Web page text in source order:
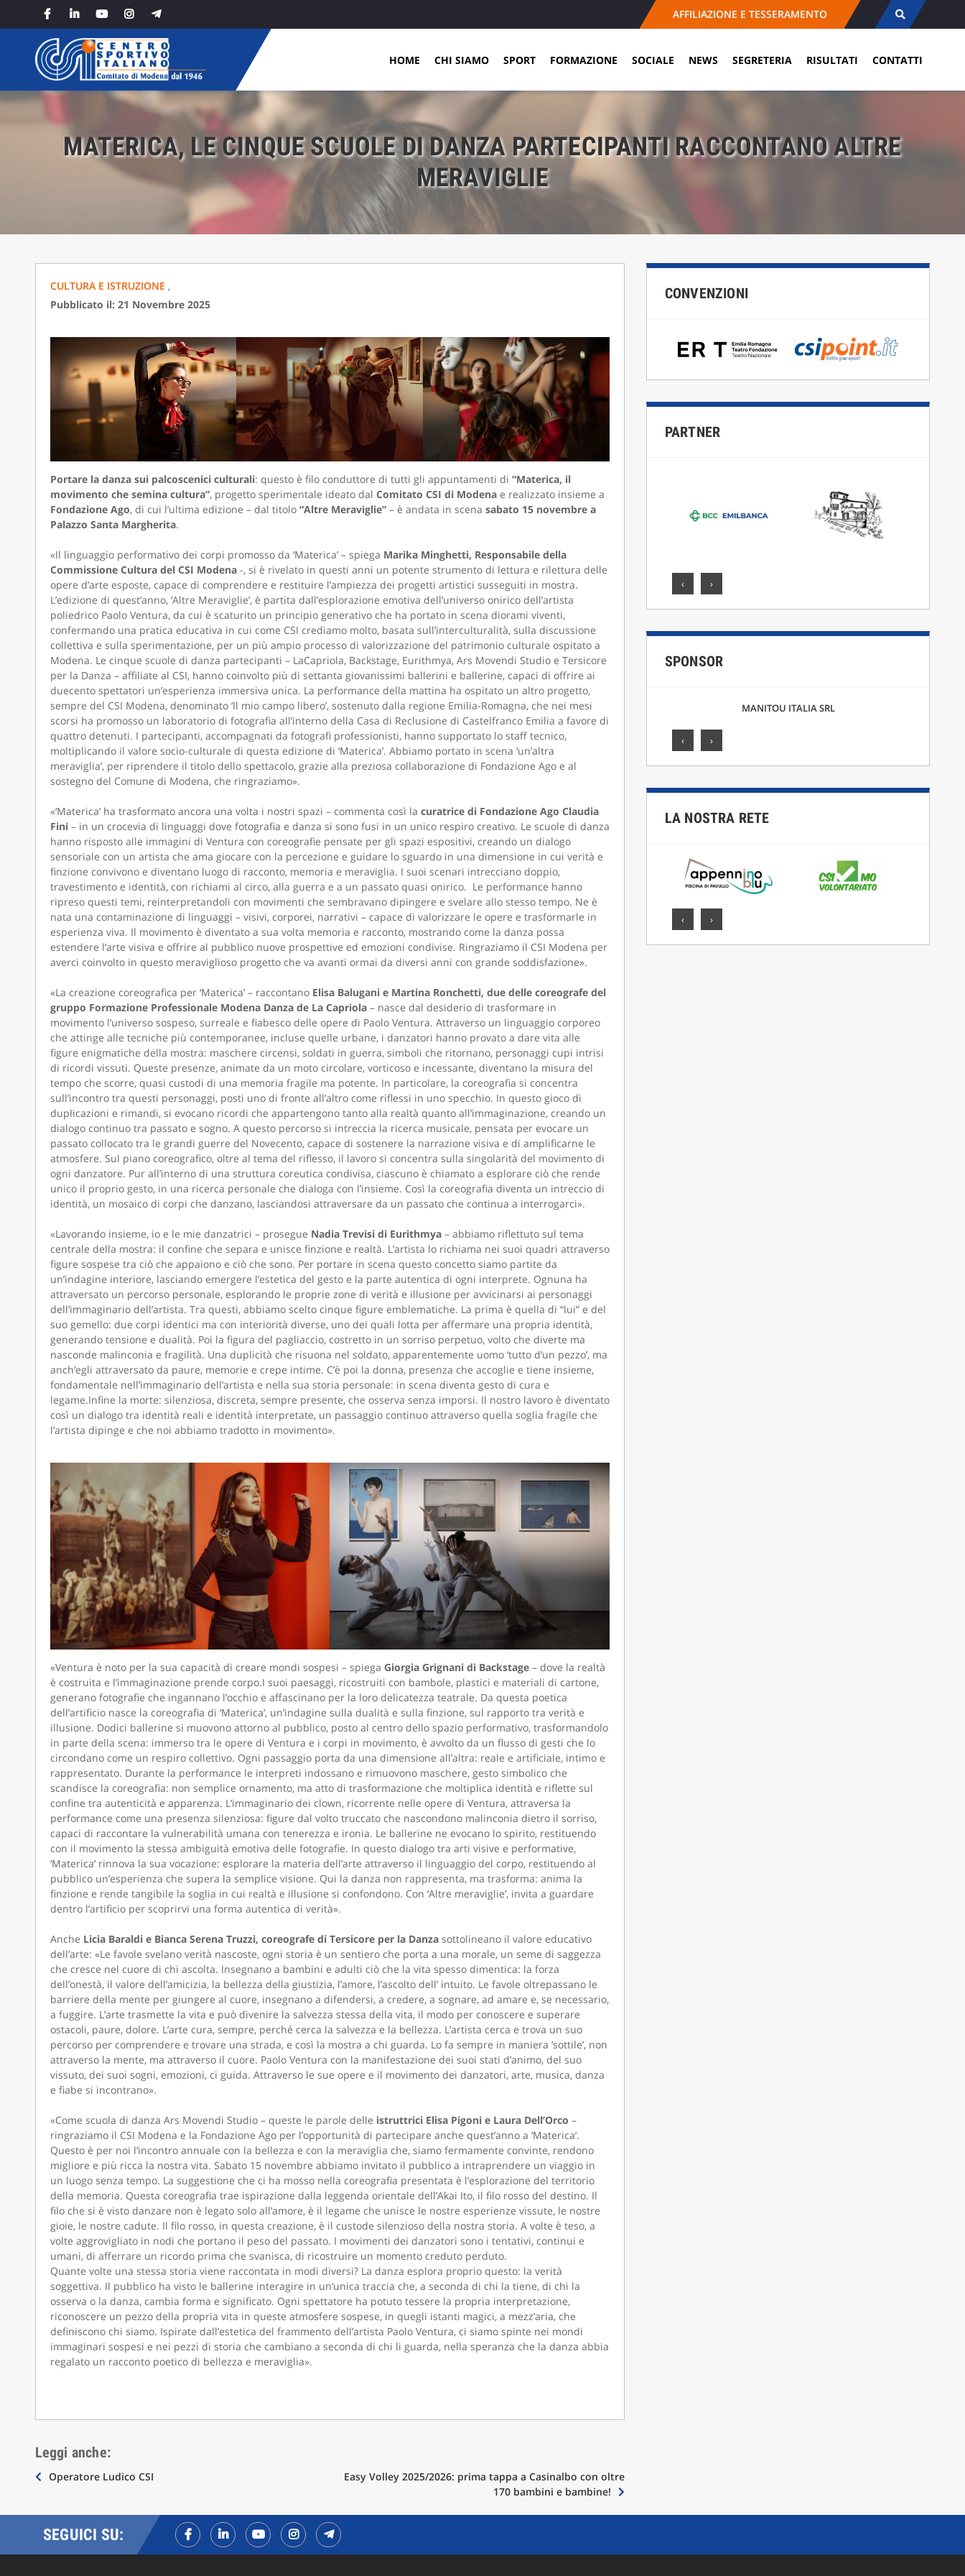
AFFILIAZIONE E TESSERAMENTO
HOME CHI SIAMO SPORT FORMAZIONE SOCIALE NEWS SEGRETERIA RISULTATI CONTATTI
MATERICA, LE CINQUE SCUOLE DI DANZA PARTECIPANTI RACCONTANO ALTRE
MERAVIGLIE
CULTURA E ISTRUZIONE ,
Pubblicato il: 21 Novembre 2025
Portare la danza sui palcoscenici culturali: questo è filo conduttore di tutti gli appuntamenti di “Materica, il
movimento che semina cultura”, progetto sperimentale ideato dal Comitato CSI di Modenae realizzato insieme a
Fondazione Ago, di cui l’ultima edizione – dal titolo “Altre Meraviglie”– è andata in scena sabato 15 novembre a
Palazzo Santa Margherita.
«Il linguaggio performativo dei corpi promosso da ‘Materica’ – spiega Marika Minghetti, Responsabile della
Commissione Cultura del CSI Modena-, si è rivelato in questi anni un potente strumento di lettura e rilettura delle
opere d’arte esposte, capace di comprendere e restituire l’ampiezza dei progetti artistici susseguiti in mostra.
L’edizione di quest’anno, ‘Altre Meraviglie’, è partita dall’esplorazione emotiva dell’universo onirico dell’artista
poliedrico Paolo Ventura, da cui è scaturito un principio generativo che ha portato in scena diorami viventi,
confermando una pratica educativa in cui come CSI crediamo molto, basata sull’interculturalità, sulla discussione
collettiva e sulla sperimentazione, per un più ampio processo di valorizzazione del patrimonio culturale ospitato a
Modena. Le cinque scuole di danza partecipanti – LaCapriola, Backstage, Eurithmya, Ars Movendi Studio e Tersicore
per la Danza – affiliate al CSI, hanno coinvolto più di settanta giovanissimi ballerini e ballerine, capaci di offrire ai
duecento spettatori un’esperienza immersiva unica. La performance della mattina ha ospitato un altro progetto,
sempre del CSI Modena, denominato ‘Il mio campo libero’, sostenuto dalla regione Emilia-Romagna, che nei mesi
scorsi ha promosso un laboratorio di fotografia all’interno della Casa di Reclusione di Castelfranco Emilia a favore di
quattro detenuti. I partecipanti, accompagnati da fotografi professionisti, hanno supportato lo staff tecnico,
moltiplicando il valore socio-culturale di questa edizione di ‘Materica’. Abbiamo portato in scena ‘un’altra
meraviglia’, per riprendere il titolo dello spettacolo, grazie alla preziosa collaborazione di Fondazione Ago e al
sostegno del Comune di Modena, che ringraziamo».
«‘Materica’ ha trasformato ancora una volta i nostri spazi – commenta così la curatrice di Fondazione Ago Claudia
Fini– in un crocevia di linguaggi dove fotografia e danza si sono fusi in un unico respiro creativo. Le scuole di danza
hanno risposto alle immagini di Ventura con coreografie pensate per gli spazi espositivi, creando un dialogo
sensoriale con un artista che ama giocare con la percezione e guidare lo sguardo in una dimensione in cui verità e
finzione convivono e diventano luogo di racconto, memoria e meraviglia. I suoi scenari intrecciano doppio,
travestimento e identità, con richiami al circo, alla guerra e a un passato quasi onirico. Le performance hanno
ripreso questi temi, reinterpretandoli con movimenti che sembravano dipingere e svelare allo stesso tempo. Ne è
nata una contaminazione di linguaggi – visivi, corporei, narrativi – capace di valorizzare le opere e trasformarle in
esperienza viva. Il movimento è diventato a sua volta memoria e racconto, mostrando come la danza possa
estendere l’arte visiva e offrire al pubblico nuove prospettive ed emozioni condivise. Ringraziamo il CSI Modena per
averci coinvolto in questo meraviglioso progetto che va avanti ormai da diversi anni con grande soddisfazione».
«La creazione coreografica per ‘Materica’ – raccontano Elisa Balugani e Martina Ronchetti, due delle coreografe del
gruppo Formazione Professionale Modena Danza de La Capriola– nasce dal desiderio di trasformare in
movimento l’universo sospeso, surreale e fiabesco delle opere di Paolo Ventura. Attraverso un linguaggio corporeo
che attinge alle tecniche più contemporanee, incluse quelle urbane, i danzatori hanno provato a dare vita alle
figure enigmatiche della mostra: maschere circensi, soldati in guerra, simboli che ritornano, personaggi cupi intrisi
di ricordi vissuti. Queste presenze, animate da un moto circolare, vorticoso e incessante, diventano la misura del
tempo che scorre, quasi custodi di una memoria fragile ma potente. In particolare, la coreografia si concentra
sull’incontro tra questi personaggi, posti uno di fronte all’altro come riflessi in uno specchio. In questo gioco di
duplicazioni e rimandi, si evocano ricordi che appartengono tanto alla realtà quanto all’immaginazione, creando un
dialogo continuo tra passato e sogno. A questo percorso si intreccia la ricerca musicale, pensata per evocare un
passato collocato tra le grandi guerre del Novecento, capace di sostenere la narrazione visiva e di amplificarne le
atmosfere. Sul piano coreografico, oltre al tema del riflesso, il lavoro si concentra sulla singolarità del movimento di
ogni danzatore. Pur all’interno di una struttura coreutica condivisa, ciascuno è chiamato a esplorare ciò che rende
unico il proprio gesto, in una ricerca personale che dialoga con l’insieme. Così la coreografia diventa un intreccio di
identità, un mosaico di corpi che danzano, lasciandosi attraversare da un passato che continua a interrogarci».
«Lavorando insieme, io e le mie danzatrici – prosegue Nadia Trevisi di Eurithmya– abbiamo riflettuto sul tema
centrale della mostra: il confine che separa e unisce finzione e realtà. L’artista lo richiama nei suoi quadri attraverso
figure sospese tra ciò che appaiono e ciò che sono. Per portare in scena questo concetto siamo partite da
un’indagine interiore, lasciando emergere l’estetica del gesto e la parte autentica di ogni interprete. Ognuna ha
attraversato un percorso personale, esplorando le proprie zone di verità e illusione per avvicinarsi ai personaggi
dell’immaginario dell’artista. Tra questi, abbiamo scelto cinque figure emblematiche. La prima è quella di “lui” e del
suo gemello: due corpi identici ma con interiorità diverse, uno dei quali lotta per affermare una propria identità,
generando tensione e dualità. Poi la figura del pagliaccio, costretto in un sorriso perpetuo, volto che diverte ma
nasconde malinconia e fragilità. Una duplicità che risuona nel soldato, apparentemente uomo ‘tutto d’un pezzo’, ma
anch’egli attraversato da paure, memorie e crepe intime. C’è poi la donna, presenza che accoglie e tiene insieme,
fondamentale nell’immaginario dell’artista e nella sua storia personale: in scena diventa gesto di cura e
legame.Infine la morte: silenziosa, discreta, sempre presente, che osserva senza imporsi. Il nostro lavoro è diventato
così un dialogo tra identità reali e identità interpretate, un passaggio continuo attraverso quella soglia fragile che
l’artista dipinge e che noi abbiamo tradotto in movimento».
«Ventura è noto per la sua capacità di creare mondi sospesi – spiega Giorgia Grignani di Backstage– dove la realtà
è costruita e l’immaginazione prende corpo.I suoi paesaggi, ricostruiti con bambole, plastici e materiali di cartone,
generano fotografie che ingannano l’occhio e affascinano per la loro delicatezza teatrale. Da questa poetica
dell’artificio nasce la coreografia di ‘Materica’, un’indagine sulla dualità e sulla finzione, sul rapporto tra verità e
illusione. Dodici ballerine si muovono attorno al pubblico, posto al centro dello spazio performativo, trasformandolo
in parte della scena: immerso tra le opere di Ventura e i corpi in movimento, è avvolto da un flusso di gesti che lo
circondano come un respiro collettivo. Ogni passaggio porta da una dimensione all’altra: reale e artificiale, intimo e
rappresentato. Durante la performance le interpreti indossano e rimuovono maschere, gesto simbolico che
scandisce la coreografia: non semplice ornamento, ma atto di trasformazione che moltiplica identità e riflette sul
confine tra autenticità e apparenza. L’immaginario dei clown, ricorrente nelle opere di Ventura, attraversa la
performance come una presenza silenziosa: figure dal volto truccato che nascondono malinconia dietro il sorriso,
capaci di raccontare la vulnerabilità umana con tenerezza e ironia. Le ballerine ne evocano lo spirito, restituendo
con il movimento la stessa ambiguità emotiva delle fotografie. In questo dialogo tra arti visive e performative,
‘Materica’ rinnova la sua vocazione: esplorare la materia dell’arte attraverso il linguaggio del corpo, restituendo al
pubblico un’esperienza che supera la semplice visione. Qui la danza non rappresenta, ma trasforma: anima la
finzione e rende tangibile la soglia in cui realtà e illusione si confondono. Con ‘Altre meraviglie’, invita a guardare
dentro l’artificio per scoprirvi una forma autentica di verità».
Anche Licia Baraldi e Bianca Serena Truzzi, coreografe di Tersicore per la Danzasottolineano il valore educativo
dell’arte: «Le favole svelano verità nascoste, ogni storia è un sentiero che porta a una morale, un seme di saggezza
che cresce nel cuore di chi ascolta. Insegnano a bambini e adulti ciò che la vita spesso dimentica: la forza
dell’onestà, il valore dell’amicizia, la bellezza della giustizia, l’amore, l’ascolto dell’ intuito. Le favole oltrepassano le
barriere della mente per giungere al cuore, insegnano a difendersi, a credere, a sognare, ad amare e, se necessario,
a fuggire. L’arte trasmette la vita e può divenire la salvezza stessa della vita, il modo per conoscere e superare
ostacoli, paure, dolore. L’arte cura, sempre, perché cerca la salvezza e la bellezza. L’artista cerca e trova un suo
percorso per comprendere e trovare una strada, e così la mostra a chi guarda. Lo fa sempre in maniera ‘sottile’, non
attraverso la mente, ma attraverso il cuore. Paolo Ventura con la manifestazione dei suoi stati d’animo, del suo
vissuto, dei suoi sogni, emozioni, ci guida. Attraverso le sue opere e il movimento dei danzatori, arte, musica, danza
e fiabe si incontrano».
«Come scuola di danza Ars Movendi Studio – queste le parole delle istruttrici Elisa Pigoni e Laura Dell’Orco –
ringraziamo il CSI Modena e la Fondazione Ago per l’opportunità di partecipare anche quest’anno a ‘Materica’.
Questo è per noi l’incontro annuale con la bellezza e con la meraviglia che, siamo fermamente convinte, rendono
migliore e più ricca la nostra vita. Sabato 15 novembre abbiamo invitato il pubblico a intraprendere un viaggio in
un luogo senza tempo. La suggestione che ci ha mosso nella coreografia presentata è l’esplorazione del territorio
della memoria. Questa coreografia trae ispirazione dalla leggenda orientale dell’Akai Ito, il filo rosso del destino. Il
filo che si è visto danzare non è legato solo all’amore, è il legame che unisce le nostre esperienze vissute, le nostre
gioie, le nostre cadute. Il filo rosso, in questa creazione, è il custode silenzioso della nostra storia. A volte è teso, a
volte aggrovigliato in nodi che portano il peso del passato. I movimenti dei danzatori sono i tentativi, continui e
umani, di afferrare un ricordo prima che svanisca, di ricostruire un momento creduto perduto.
Quante volte una stessa storia viene raccontata in modi diversi? La danza esplora proprio questo: la verità
soggettiva. Il pubblico ha visto le ballerine interagire in un’unica traccia che, a seconda di chi la tiene, di chi la
osserva o la danza, cambia forma e significato. Ogni spettatore ha potuto tessere la propria interpretazione,
riconoscere un pezzo della propria vita in queste atmosfere sospese, in quegli istanti magici, a mezz’aria, che
definiscono chi siamo. Ispirate dall’estetica del frammento dell’artista Paolo Ventura, ci siamo spinte nei mondi
immaginari sospesi e nei pezzi di storia che cambiano a seconda di chi li guarda, nella speranza che la danza abbia
regalato un racconto poetico di bellezza e meraviglia».
Leggi anche:
Navigazione
Operatore Ludico CSI
Easy Volley 2025/2026: prima tappa a Casinalbo con oltre
170 bambini e bambine!
CONVENZIONI
PARTNER
‹ ›
SPONSOR
CAMOLA SNC MANITOU ITALIA SRL F.LLI CICCARELLI SRL
‹ ›
LA NOSTRA RETE
‹ ›
SEGUICI SU: